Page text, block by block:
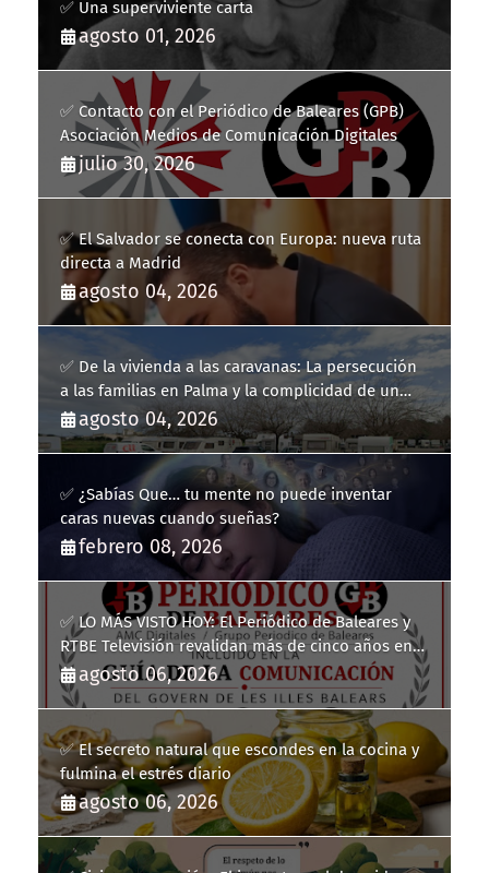
✅ Una superviviente carta
agosto 01, 2026
✅ Contacto con el Periódico de Baleares (GPB)
Asociación Medios de Comunicación Digitales
julio 30, 2026
✅ El Salvador se conecta con Europa: nueva ruta
directa a Madrid
agosto 04, 2026
✅ De la vivienda a las caravanas: La persecución
a las familias en Palma y la complicidad de un
fracaso heredado
agosto 04, 2026
✅ ¿Sabías Que… tu mente no puede inventar
caras nuevas cuando sueñas?
febrero 08, 2026
✅ LO MÁS VISTO HOY: El Periódico de Baleares y
RTBE Televisión revalidan más de cinco años en
la Guía de la Comunicación del Govern de les Illes
Balears
agosto 06, 2026
✅ El secreto natural que escondes en la cocina y
fulmina el estrés diario
agosto 06, 2026